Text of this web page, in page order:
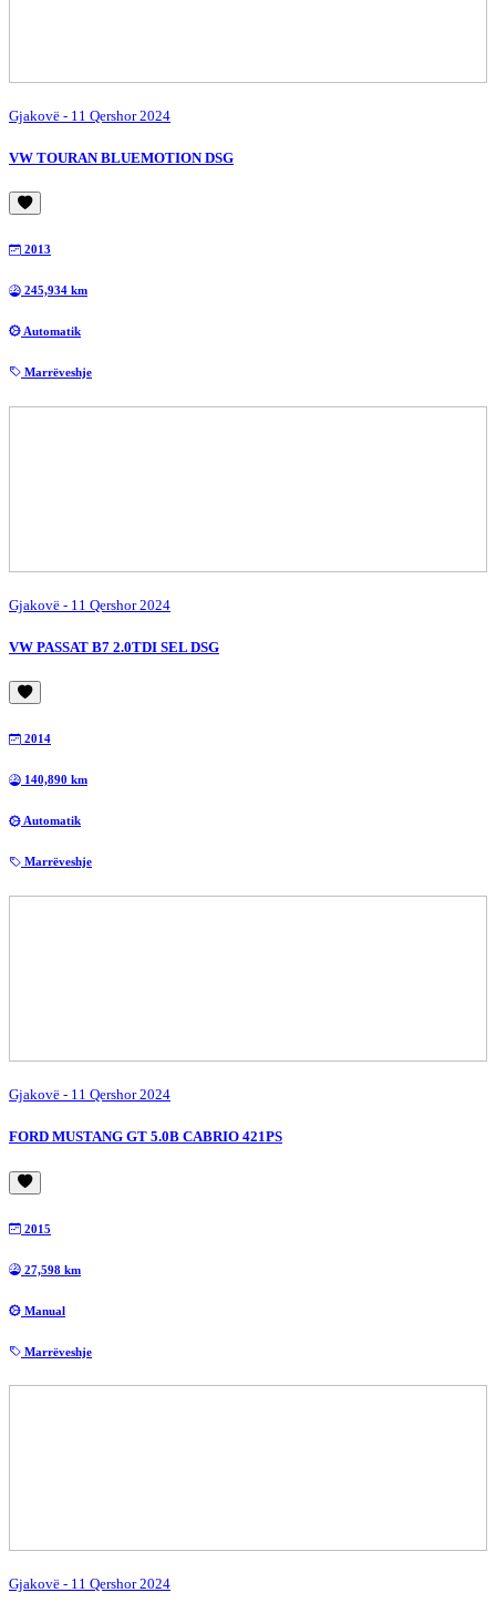
Gjakovë - 11 Qershor 2024
VW TOURAN BLUEMOTION DSG
2013
245,934 km
Automatik
Marrëveshje
Gjakovë - 11 Qershor 2024
VW PASSAT B7 2.0TDI SEL DSG
2014
140,890 km
Automatik
Marrëveshje
Gjakovë - 11 Qershor 2024
FORD MUSTANG GT 5.0B CABRIO 421PS
2015
27,598 km
Manual
Marrëveshje
Gjakovë - 11 Qershor 2024